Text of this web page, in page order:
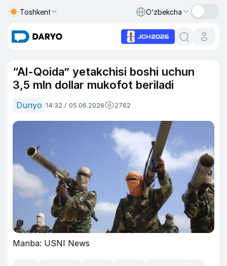
Toshkent O‘zbekcha
“Al-Qoida” yetakchisi boshi uchun
3,5 mln dollar mukofot beriladi
Dunyo 14:32 / 05.06.2026 2762
Manba: USNI News